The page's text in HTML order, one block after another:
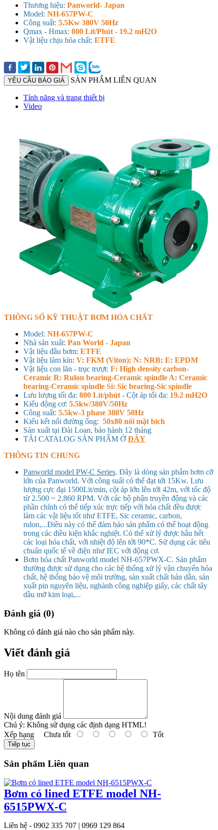
Thương hiệu: Panworld- Japan
Model: NH-657PW-C
Công suất: 5.5Kw 380V 50Hz
Qmax - Hmax: 800 Lít/Phút - 19.2 mH2O
Vật liệu chịu hóa chất: ETFE
YÊU CẦU BÁO GIÁ SẢN PHẨM LIÊN QUAN
Tính năng và trang thiết bị
Video
THÔNG SỐ KỸ THUẬT BƠM HÓA CHẤT
Model: NH-657PW-C
Nhà sản xuất: Pan World - Japan
Vật liệu đầu bơm: ETFE
Vật liệu làm kín: V: FKM (Viton); N: NRB; E: EPDM
Vật liệu con lăn - trục trượt: F: High density carbon-
Ceramic R: Rulon bearing-Ceramic spindle A: Ceramic
bearing-Ceramic spindle Si: Sic bearing-Sic spindle
Lưu lượng tối đa: 800 Lít/phút - Cột áp tối đa: 19.2 mH2O
Kiểu động cơ: 5.5kw/380V/50Hz
Công suất: 5.5kw-3 phase 380V 50Hz
Kiểu kết nối đường ống: 50x80 nối mặt bích
Sản xuất tại Đài Loan, bảo hành 12 tháng
TẢI CATALOG SẢN PHẨM Ở ĐÂY
THÔNG TIN CHUNG
Panworld model PW-C Series. Đây là dòng sản phẩm bơm cỡ
lớn của Panworld. Với công suất có thể đạt tới 15Kw. Lưu
lượng cực đại 1500Lit/min, cột áp lớn lên tới 42m, với tốc độ
từ 2.500 ~ 2.860 RPM. Với các bộ phận truyền động và các
phần chính có thể tiếp xúc trực tiếp với hóa chất đều được
làm các vật liệu tốt như ETFE, Sic ceramic, carbon,
rulon,...Điều này có thể đảm bảo sản phẩm có thể hoạt động
trong các điều kiện khắc nghiệt. Có thể xử lý được hầu hết
các loại hóa chất, với nhiệt độ lên tới 90*C. Sử dụng các tiêu
chuẩn quốc tế về điện như IEC với động cơ.
Bơm hóa chất Panworld model NH-657PWX-C. Sản phẩm
thường được sử dụng cho các hệ thống xử lý vận chuyển hóa
chất, hệ thống bảo vệ môi trường, sản xuất chất bán dẫn, sản
xuất pin nguyên liệu, nghành công nghiệp giấy, các chất tẩy
dầu mỡ kim loại,...
Đánh giá (0)
Không có đánh giá nào cho sản phẩm này.
Viết đánh giá
Họ tên
Nội dung đánh giá
Chú ý: Không sử dụng các định dạng HTML!
Xếp hạng Chưa tốt Tốt
Tiếp tục
Sản phẩm Liên quan
Bơm có lined ETFE model NH-
6515PWX-C
Liên hệ - 0902 335 707 | 0969 129 864